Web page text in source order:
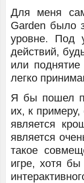
Для меня
Garden было
уровне. Под
действий,
или
легко
Я бы пошел
их, к
является
является
такое
игре, хотя